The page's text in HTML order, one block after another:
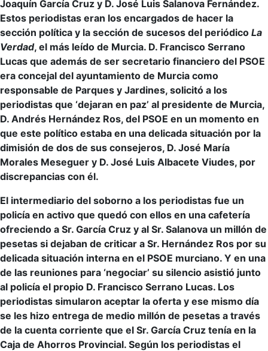
Joaquín García Cruz y D. José Luis Salanova Fernández.
Estos periodistas eran los encargados de hacer la
sección política y la sección de sucesos del periódico La
Verdad, el más leído de Murcia. D. Francisco Serrano
Lucas que además de ser secretario financiero del PSOE
era concejal del ayuntamiento de Murcia como
responsable de Parques y Jardines, solicitó a los
periodistas que ‘dejaran en paz’ al presidente de Murcia,
D. Andrés Hernández Ros, del PSOE en un momento en
que este político estaba en una delicada situación por la
dimisión de dos de sus consejeros, D. José María
Morales Meseguer y D. José Luis Albacete Viudes, por
discrepancias con él.
El intermediario del soborno a los periodistas fue un
policía en activo que quedó con ellos en una cafetería
ofreciendo a Sr. García Cruz y al Sr. Salanova un millón de
pesetas si dejaban de criticar a Sr. Hernández Ros por su
delicada situación interna en el PSOE murciano. Y en una
de las reuniones para ‘negociar’ su silencio asistió junto
al policía el propio D. Francisco Serrano Lucas. Los
periodistas simularon aceptar la oferta y ese mismo día
se les hizo entrega de medio millón de pesetas a través
de la cuenta corriente que el Sr. García Cruz tenía en la
Caja de Ahorros Provincial. Según los periodistas el